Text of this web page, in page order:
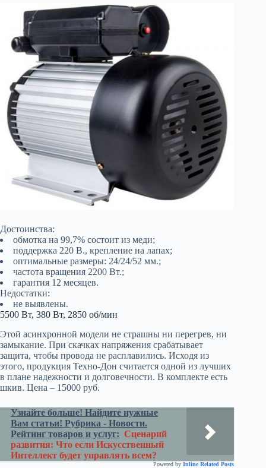
Достоинства:
обмотка на 99,7% состоит из меди;
поддержка 220 В., крепление на лапах;
оптимальные размеры: 24/24/52 мм.;
частота вращения 2200 Вт.;
гарантия 12 месяцев.
Недостатки:
не выявлены.
5500 Вт, 380 Вт, 2850 об/мин
Этой асинхронной модели не страшны ни перегрев, ни
замыкание. При скачках напряжения срабатывает
защита, чтобы провода не расплавились. Исходя из
этого, продукция Техно-Дон считается одной из лучших
в плане надежности и долговечности. В комплекте есть
шкив. Цена – 15000 руб.
Узнайте больше! Найдите нужные
Вам статьи! Рубрика - Новости.
Рейтинг товаров и услуг: Сценарий
развития: Что если Искусственный
Интеллект будет управлять всем?
Powered by Inline Related Posts